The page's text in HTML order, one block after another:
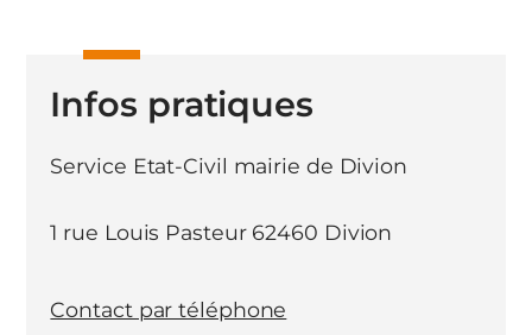
Infos pratiques
Service Etat-Civil mairie de Divion
1 rue Louis Pasteur 62460 Divion
Contact par téléphone